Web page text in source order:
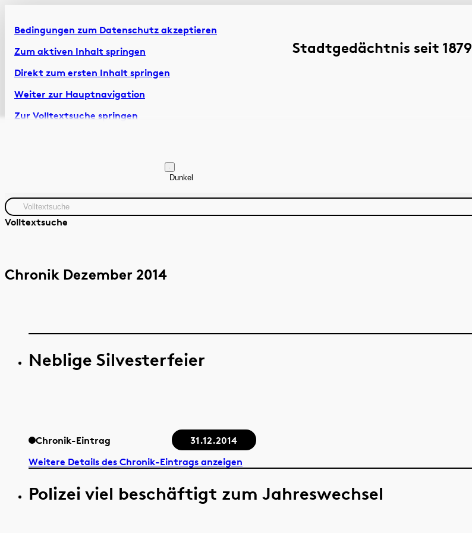
Bedingungen zum Datenschutz akzeptieren
Zum aktiven Inhalt springen
Direkt zum ersten Inhalt springen
Weiter zur Hauptnavigation
Zur Volltextsuche springen
Dunkel
Volltextsuche
Stadtgedächtnis seit 1879
Chronik Dezember 2014
Neblige Silvesterfeier
Chronik-Eintrag 31.12.2014
Weitere Details des Chronik-Eintrags anzeigen
Polizei viel beschäftigt zum Jahreswechsel